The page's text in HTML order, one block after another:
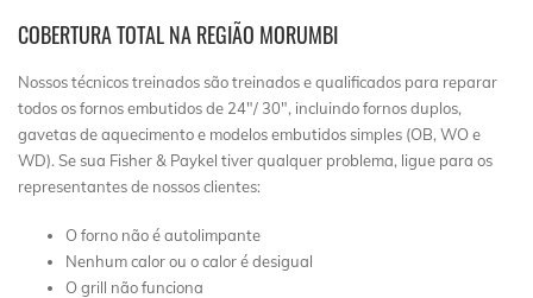
COBERTURA TOTAL NA REGIÃO MORUMBI
Nossos técnicos treinados são treinados e qualificados para reparar
todos os fornos embutidos de 24″/ 30″, incluindo fornos duplos,
gavetas de aquecimento e modelos embutidos simples (OB, WO e
WD). Se sua Fisher & Paykel tiver qualquer problema, ligue para os
representantes de nossos clientes:
O forno não é autolimpante
Nenhum calor ou o calor é desigual
O grill não funciona